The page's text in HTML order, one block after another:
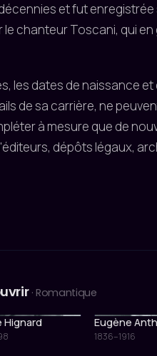
et fut enregistrée
le chanteur Toscani, qui
les dates de naissance
de sa carrière, ne
à mesure que de
dépôts légaux,
· Romantique
Hignard Eugène
1836–1916